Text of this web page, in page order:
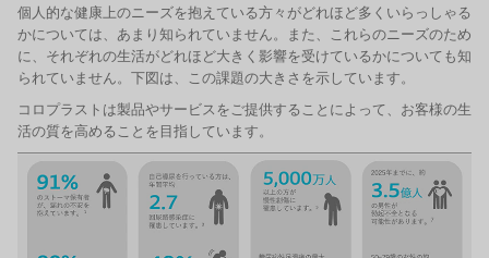
個人的な健康上のニーズを抱えている方々がどれほど多くいらっしゃる
かについては、あまり知られていません。また、これらのニーズのため
に、それぞれの生活がどれほど大きく影響を受けているかについても知
られていません。下図は、この課題の大きさを示しています。
コロプラストは製品やサービスをご提供することによって、お客様の生
活の質を高めることを目指しています。